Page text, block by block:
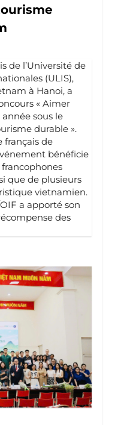
de l’Université de
(ULIS),
à Hanoi, a
« Aimer
sous le
durable ».
français de
bénéficie
que de plusieurs
vietnamien.
a apporté son
des